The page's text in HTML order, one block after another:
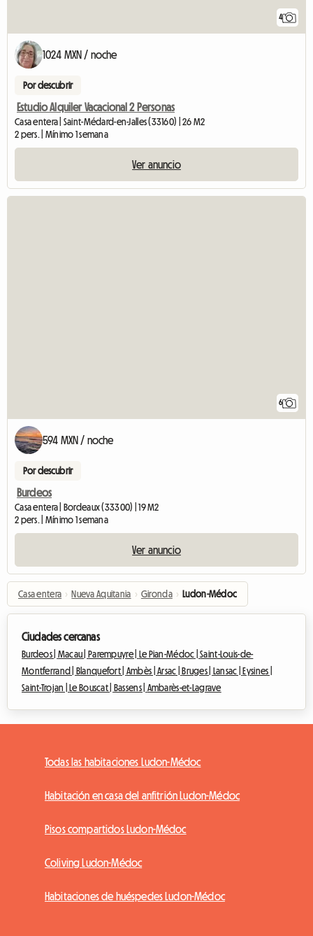
4
1024 MXN / noche
Por descubrir
Estudio Alquiler Vacacional 2 Personas
Casa entera | Saint-Médard-en-Jalles (33160) | 26 M2
2 pers. | Mínimo 1 semana
Ver anuncio
6
594 MXN / noche
Por descubrir
Burdeos
Casa entera | Bordeaux (33300) | 19 M2
2 pers. | Mínimo 1 semana
Ver anuncio
Casa entera › Nueva Aquitania › Gironda › Ludon-Médoc
Ciudades cercanas
Burdeos | Macau | Parempuyre | Le Pian-Médoc |Saint-Louis-de-
Montferrand |
Blanquefort | Ambès |Arsac | Bruges | Lansac |
Eysines |
Saint-Trojan |
Le Bouscat | Bassens | Ambarès-et-Lagrave
Todas las habitaciones Ludon-Médoc
Habitación en casa del anfitrión Ludon-Médoc
Pisos compartidos Ludon-Médoc
Coliving Ludon-Médoc
Habitaciones de huéspedes Ludon-Médoc